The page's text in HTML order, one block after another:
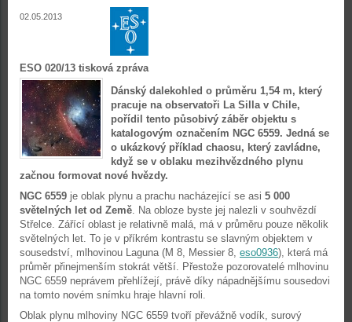
02.05.2013
ESO 020/13 tisková zpráva
Dánský dalekohled o průměru 1,54 m, který
pracuje na observatoři La Silla v Chile,
pořídil tento působivý záběr objektu s
katalogovým označením NGC 6559. Jedná se
o ukázkový příklad chaosu, který zavládne,
když se v oblaku mezihvězdného plynu
začnou formovat nové hvězdy.
NGC 6559 je oblak plynu a prachu nacházející se asi 5 000
světelných let od Země. Na obloze byste jej nalezli v souhvězdí
Střelce. Zářící oblast je relativně malá, má v průměru pouze několik
světelných let. To je v příkrém kontrastu se slavným objektem v
sousedství, mlhovinou Laguna (M 8, Messier 8, eso0936), která má
průměr přinejmenším stokrát větší. Přestože pozorovatelé mlhovinu
NGC 6559 neprávem přehlížejí, právě díky nápadnějšímu sousedovi
na tomto novém snímku hraje hlavní roli.
Oblak plynu mlhoviny NGC 6559 tvoří převážně vodík, surový